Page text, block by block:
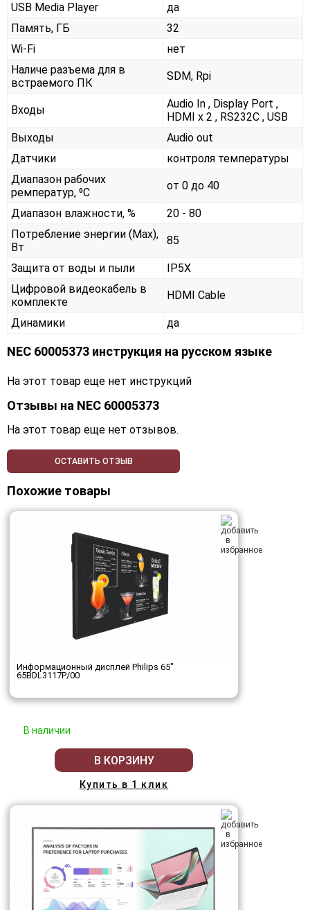
USB Media Player
да
Память, ГБ
32
Wi-Fi
нет
Наличе разъема для в
встраемого ПК
SDM, Rpi
Входы
Audio In , Display Port ,
HDMI x 2 , RS232С , USB
Выходы
Audio out
Датчики
контроля температуры
Диапазон рабочих
ремператур, ⁰С
от 0 до 40
Диапазон влажности, %
20 - 80
Потребление энергии (Max),
Вт
85
Защита от воды и пыли
IP5X
Цифровой видеокабель в
комплекте
HDMI Cable
Динамики да
NEC 60005373 инструкция на русском языке
На этот товар еще нет инструкций
Отзывы на NEC 60005373
На этот товар еще нет отзывов.
ОСТАВИТЬ ОТЗЫВ
Похожие товары
Информационный дисплей Philips 65"
65BDL3117P/00
В наличии
В КОРЗИНУ
Купить в 1 клик